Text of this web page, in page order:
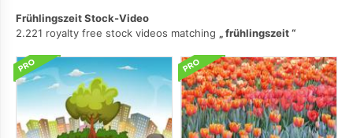
Frühlingszeit Stock-Video
2.221 royalty free stock videos matching
frühlingszeit